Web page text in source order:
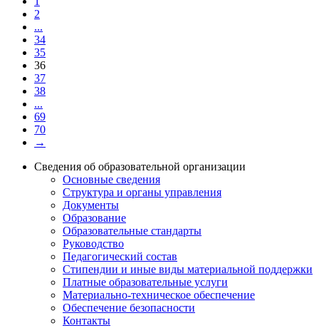
2
...
34
35
36
37
38
...
69
70
→
Сведения об образовательной организации
Основные сведения
Структура и органы управления
Документы
Образование
Образовательные стандарты
Руководство
Педагогический состав
Стипендии и иные виды материальной поддержки
Платные образовательные услуги
Материально-техническое обеспечение
Обеспечение безопасности
Контакты